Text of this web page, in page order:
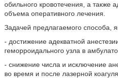
обильного кровотечения, а также
объема оперативного лечения.
Задачей предлагаемого способа,
- достижение адекватной
геморроидального узла в
- снижение числа и исключение
во время и после лазерной